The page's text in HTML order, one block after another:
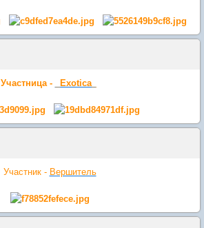
Участница - _Exotica_
Участник - Вершитель